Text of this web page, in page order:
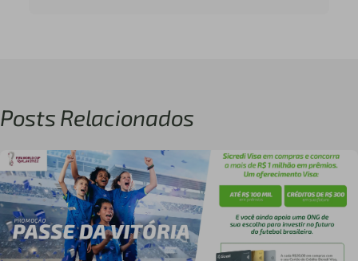
Posts Relacionados